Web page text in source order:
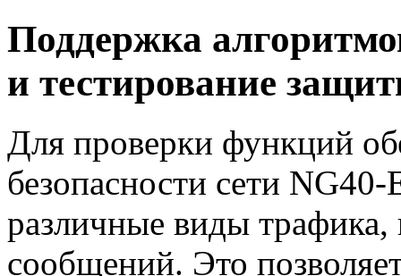
Поддержка
и тестирование
Для проверки функций
безопасности сети NG40-
различные виды
сообщений. Это